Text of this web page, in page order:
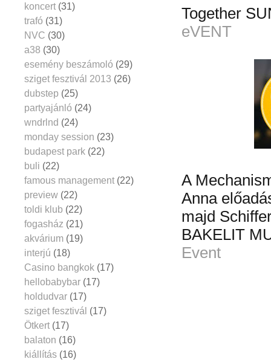
Together
eVENT
A
Anna
majd
BAKELIT
Event
koncert (31)
trafó (31)
NVC (30)
a38 (30)
esemény beszámoló (29)
sziget fesztivál 2013 (26)
dubstep (25)
partyajánló (24)
wndrlnd (24)
monday session (23)
budapest park (22)
buli (22)
famous management (22)
preview (22)
toldi klub (22)
fogasház (21)
akvárium (19)
interjú (18)
Casino bangkok (17)
hellobabybar (17)
holdudvar (17)
sziget fesztivál (17)
Ötkert (17)
balaton (16)
kiállítás (16)